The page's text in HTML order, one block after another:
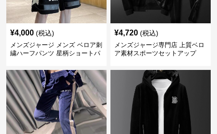
¥4,000 (税込)
メンズジャージ メンズ ベロア刺
繍ハーフパンツ 星柄ショートパ
¥4,720 (税込)
メンズジャージ専門店 上質ベロ
ア素材スポーツセットアップ